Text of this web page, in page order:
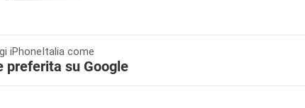
iPhoneItalia come
preferita su Google